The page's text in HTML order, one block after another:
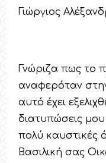
Γιώργιος
Γνώριζα πως το
αναφερόταν στην
αυτό έχει
διατυπώσεις
πολύ καυστικές
Βασιλική σας